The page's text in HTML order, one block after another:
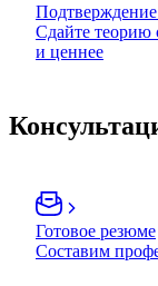
Сдайте теорию
и ценнее
Готовое резюме
Составим